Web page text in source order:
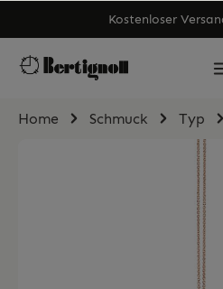
Kostenloser
Home Schmuck Typ